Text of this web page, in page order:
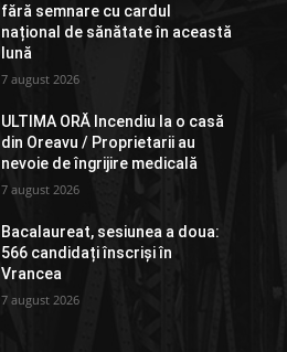
fără semnare cu cardul
național de sănătate în această
lună
7 august 2026
ULTIMA ORĂ Incendiu la o casă
din Oreavu / Proprietarii au
nevoie de îngrijire medicală
7 august 2026
Bacalaureat, sesiunea a doua:
566 candidați înscriși în
Vrancea
7 august 2026